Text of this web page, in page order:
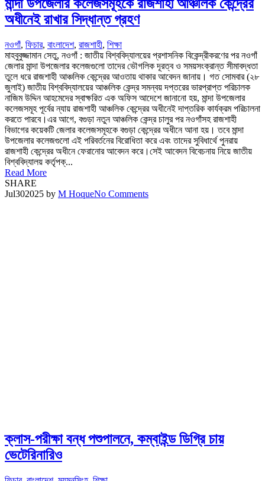
মান্দা উপজেলার কলেজসমূহকে রাজশাহী আঞ্চলিক কেন্দ্রের
অধীনেই রাখার সিদ্ধান্ত গ্রহণ
নওগাঁ, ফিচার, বাংলাদেশ, রাজশাহী, শিক্ষা
মাহবুবুজ্জামান সেতু, নওগাঁ : জাতীয় বিশ্ববিদ্যালয়ের প্রশাসনিক বিকেন্দ্রীকরণের পর নওগাঁ
জেলার মান্দা উপজেলার কলেজগুলো তাদের ভৌগলিক দূরত্ব ও সময়সংক্রান্ত সীমাবদ্ধতা
তুলে ধরে রাজশাহী আঞ্চলিক কেন্দ্রের আওতায় থাকার আবেদন জানায়। গত সোমবার (২৮
জুলাই) জাতীয় বিশ্ববিদ্যালয়ের আঞ্চলিক কেন্দ্র সমন্বয় দপ্তরের ভারপ্রাপ্ত পরিচালক
নাজিম উদ্দিন আহমেদের স্বাক্ষরিত এক অফিস আদেশে জানানো হয়, মান্দা উপজেলার
কলেজসমূহ পূর্বের ন্যায় রাজশাহী আঞ্চলিক কেন্দ্রের অধীনেই দাপ্তরিক কার্যক্রম পরিচালনা
করতে পারবে।এর আগে, বগুড়া নতুন আঞ্চলিক কেন্দ্র চালুর পর নওগাঁসহ রাজশাহী
বিভাগের কয়েকটি জেলার কলেজসমূহকে বগুড়া কেন্দ্রের অধীনে আনা হয়। তবে মান্দা
উপজেলার কলেজগুলো এই পরিবর্তনের বিরোধিতা করে এবং তাদের সুবিধার্থে পুনরায়
রাজশাহী কেন্দ্রের অধীনে ফেরানোর আবেদন করে।সেই আবেদন বিবেচনায় নিয়ে জাতীয়
বিশ্ববিদ্যালয় কর্তৃপক্...
Read More
SHARE
Jul302025 by M HoqueNo Comments
ক্লাস-পরীক্ষা বন্ধ পশুপালনে, কম্বাইন্ড ডিগ্রি চায়
ভেটেরিনারিও